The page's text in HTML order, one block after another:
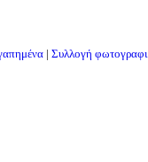
| Συλλογή